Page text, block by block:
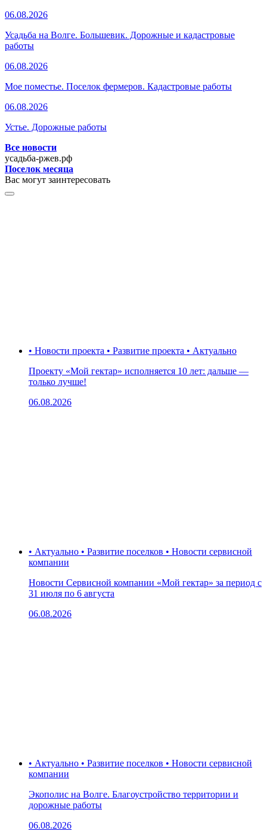
06.08.2026
Усадьба на Волге. Большевик. Дорожные и кадастровые
работы
06.08.2026
Мое поместье. Поселок фермеров. Кадастровые работы
06.08.2026
Устье. Дорожные работы
Все новости
усадьба-ржев.рф
Поселок месяца
Вас могут заинтересовать
• Новости проекта • Развитие проекта • Актуально
Проекту «Мой гектар» исполняется 10 лет: дальше —
только лучше!
06.08.2026
• Актуально • Развитие поселков • Новости сервисной
компании
Новости Сервисной компании «Мой гектар» за период с
31 июля по 6 августа
06.08.2026
• Актуально • Развитие поселков • Новости сервисной
компании
Экополис на Волге. Благоустройство территории и
дорожные работы
06.08.2026